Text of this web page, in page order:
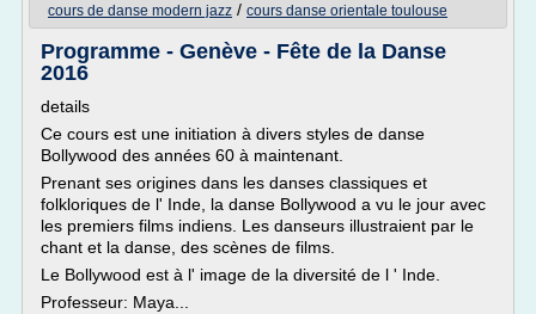
cours de danse modern jazz / cours danse orientale toulouse
Programme - Genève - Fête de la Danse
2016
details
Ce cours est une initiation à divers styles de danse
Bollywood des années 60 à maintenant.
Prenant ses origines dans les danses classiques et
folkloriques de l' Inde, la danse Bollywood a vu le jour avec
les premiers films indiens. Les danseurs illustraient par le
chant et la danse, des scènes de films.
Le Bollywood est à l' image de la diversité de l ' Inde.
Professeur: Maya...